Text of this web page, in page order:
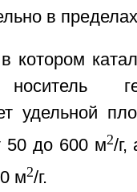
в
котором
удельной
50 до 600 м2/г,
м2/г.